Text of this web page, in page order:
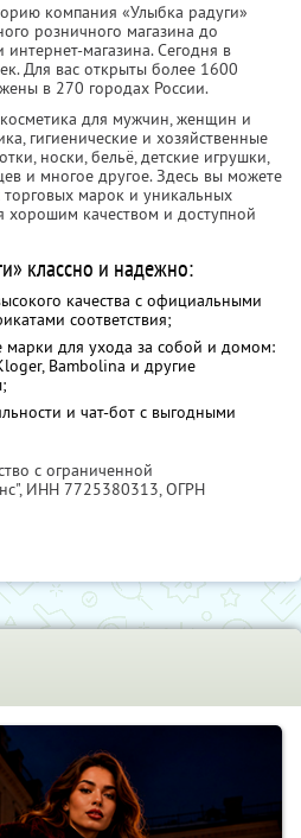
компания «Улыбка радуги»
розничного магазина до
магазина. Сегодня в
Для вас открыты более 1600
в 270 городах России.
для мужчин, женщин и
гигиенические и хозяйственные
носки, бельё, детские игрушки,
и многое другое. Здесь вы можете
марок и уникальных
хорошим качеством и доступной
классно и надежно:
качества с официальными
соответствия;
марки для ухода за собой и домом:
Bambolina и другие
и чат-бот с выгодными
с ограниченной
ИНН 7725380313, ОГРН